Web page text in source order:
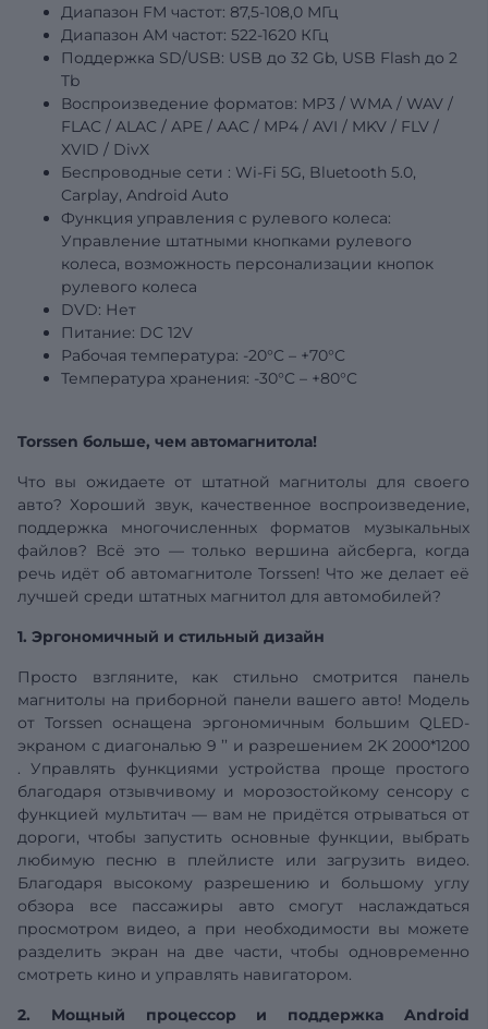
Диапазон FM частот: 87,5-108,0 МГц
Диапазон АМ частот: 522-1620 КГц
Поддержка SD/USB: USB до 32 Gb, USB Flash до 2
Tb
Воспроизведение форматов: MP3 / WMA / WAV /
FLAC / ALAC / APE / AAC / MP4 / AVI / MKV / FLV /
XVID / DivX
Беспроводные сети : Wi-Fi 5G, Bluetooth 5.0,
Carplay, Android Auto
Функция управления с рулевого колеса:
Управление штатными кнопками рулевого
колеса, возможность персонализации кнопок
рулевого колеса
DVD: Нет
Питание: DC 12V
Рабочая температура: -20°C – +70°C
Температура хранения: -30°C – +80°C
Torssen больше, чем автомагнитола!
Что вы ожидаете от штатной магнитолы для своего
авто? Хороший звук, качественное воспроизведение,
поддержка многочисленных форматов музыкальных
файлов? Всё это — только вершина айсберга, когда
речь идёт об автомагнитоле Torssen! Что же делает её
лучшей среди штатных магнитол для автомобилей?
1. Эргономичный и стильный дизайн
Просто взгляните, как стильно смотрится панель
магнитолы на приборной панели вашего авто! Модель
от Torssen оснащена эргономичным большим QLED-
экраном с диагональю 9 ’’ и разрешением 2K 2000*1200
. Управлять функциями устройства проще простого
благодаря отзывчивому и морозостойкому сенсору с
функцией мультитач — вам не придётся отрываться от
дороги, чтобы запустить основные функции, выбрать
любимую песню в плейлисте или загрузить видео.
Благодаря высокому разрешению и большому углу
обзора все пассажиры авто смогут наслаждаться
просмотром видео, а при необходимости вы можете
разделить экран на две части, чтобы одновременно
смотреть кино и управлять навигатором.
2. Мощный процессор и поддержка Android